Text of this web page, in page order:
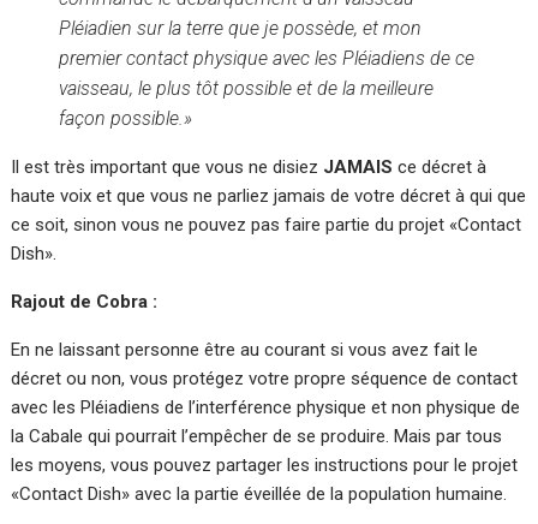
Pléiadien sur la terre que je possède, et mon
premier contact physique avec les Pléiadiens de ce
vaisseau, le plus tôt possible et de la meilleure
façon possible.»
Il est très important que vous ne disiez JAMAIS ce décret à
haute voix et que vous ne parliez jamais de votre décret à qui que
ce soit, sinon vous ne pouvez pas faire partie du projet «Contact
Dish».
Rajout de Cobra :
En ne laissant personne être au courant si vous avez fait le
décret ou non, vous protégez votre propre séquence de contact
avec les Pléiadiens de l’interférence physique et non physique de
la Cabale qui pourrait l’empêcher de se produire. Mais par tous
les moyens, vous pouvez partager les instructions pour le projet
«Contact Dish» avec la partie éveillée de la population humaine.